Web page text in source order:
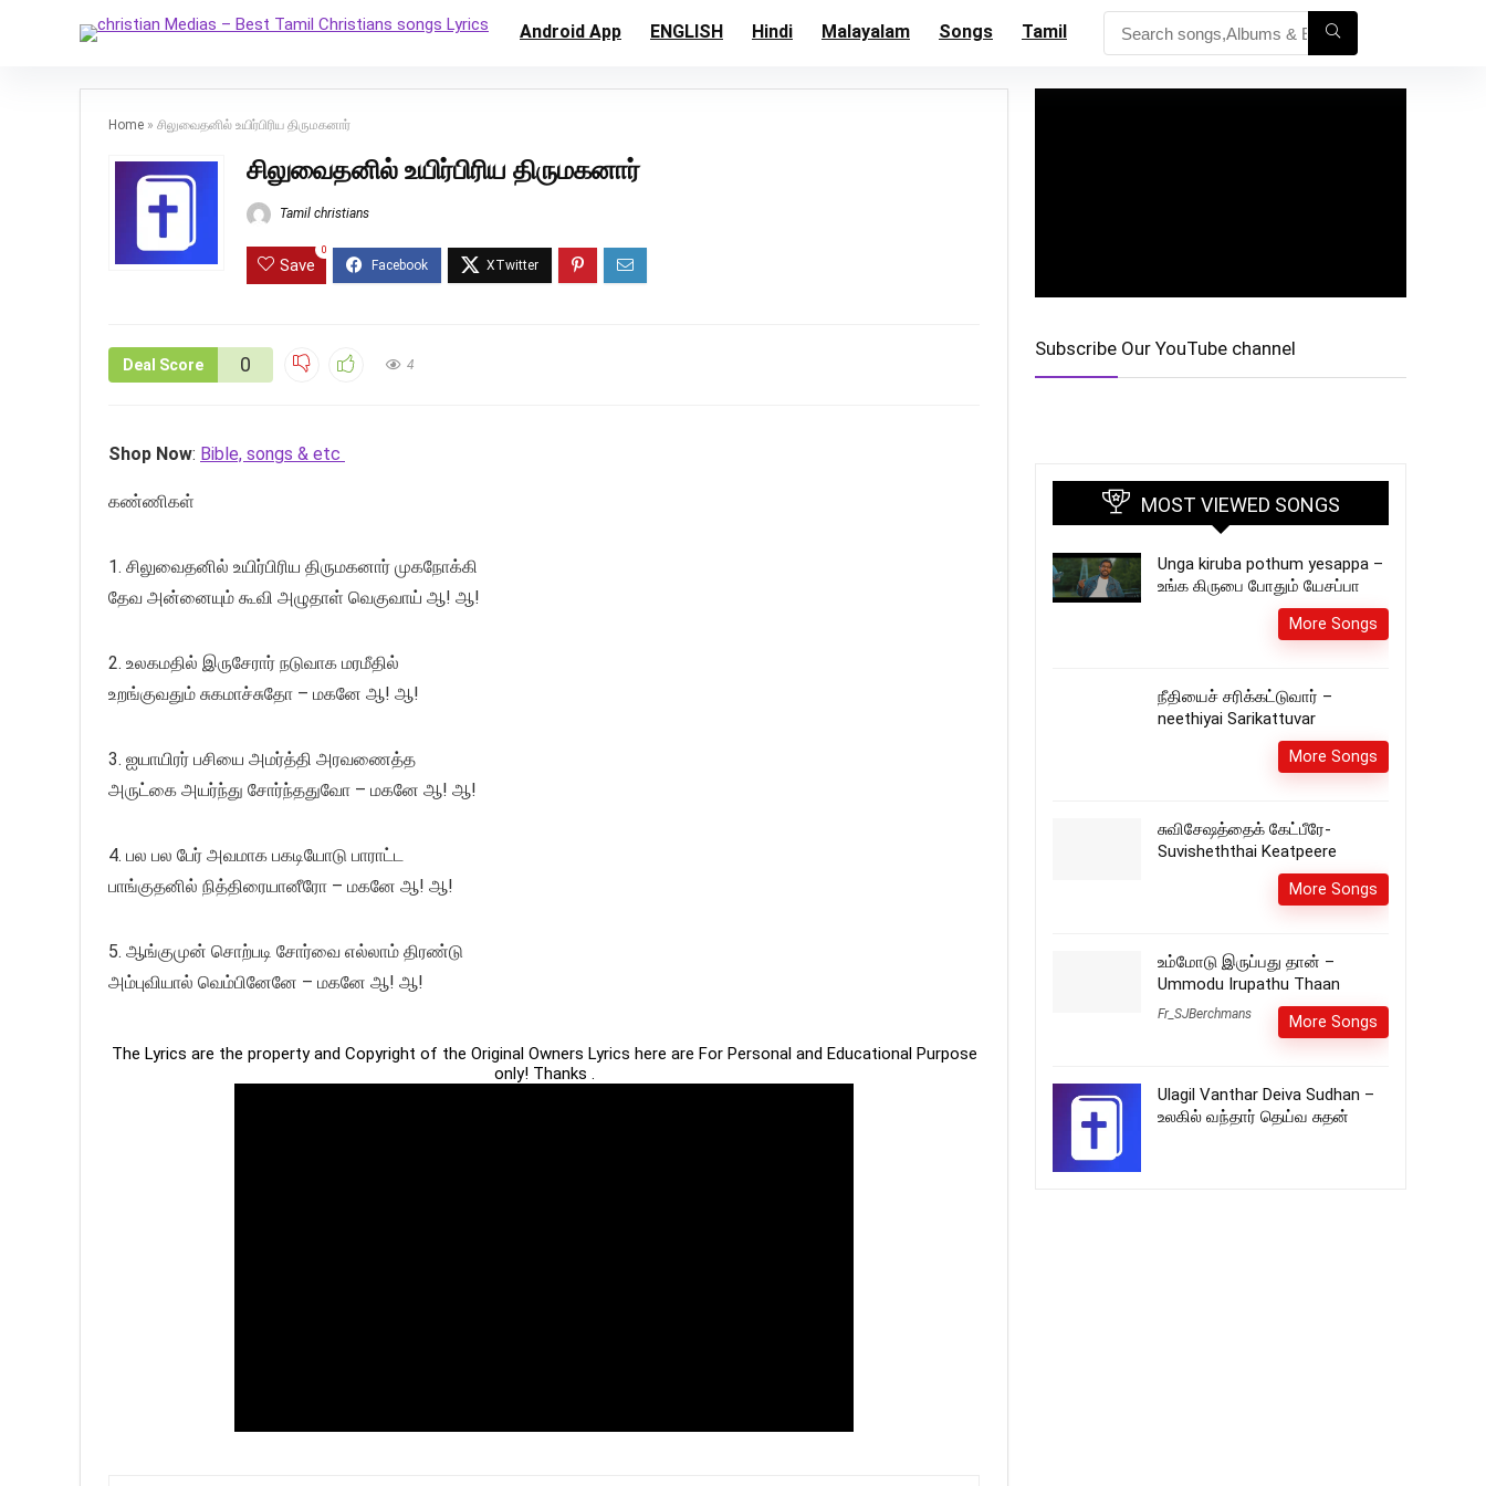
Android App ENGLISH Hindi Malayalam Songs Tamil
Home » சிலுவைதனில் உயிர்பிரிய திருமகனார்
சிலுவைதனில் உயிர்பிரிய திருமகனார்
Tamil christians
Save
0
Deal Score 0 4
Shop Now: Bible, songs & etc
கண்ணிகள்
1. சிலுவைதனில் உயிர்பிரிய திருமகனார் முகநோக்கி
தேவ அன்னையும் கூவி அழுதாள் வெகுவாய் ஆ! ஆ!
2. உலகமதில் இருசேரார் நடுவாக மரமீதில்
உறங்குவதும் சுகமாச்சுதோ – மகனே ஆ! ஆ!
3. ஐயாயிரர் பசியை அமர்த்தி அரவணைத்த
அருட்கை அயர்ந்து சோர்ந்ததுவோ – மகனே ஆ! ஆ!
4. பல பல பேர் அவமாக பகடியோடு பாராட்ட
பாங்குதனில் நித்திரையானீரோ – மகனே ஆ! ஆ!
5. ஆங்குமுன் சொற்படி சோர்வை எல்லாம் திரண்டு
அம்புவியால் வெம்பினேனே – மகனே ஆ! ஆ!
The Lyrics are the property and Copyright of the Original Owners Lyrics here are For Personal and Educational Purpose
only! Thanks .
Subscribe Our YouTube channel
MOST VIEWED SONGS
Unga kiruba pothum yesappa –
உங்க கிருபை போதும் யேசப்பா
More Songs
நீதியைச் சரிக்கட்டுவார் –
neethiyai Sarikattuvar
More Songs
சுவிசேஷத்தைக் கேட்பீரே-
Suvisheththai Keatpeere
More Songs
உம்மோடு இருப்பது தான் –
Ummodu Irupathu Thaan
Fr_SJBerchmans More Songs
Ulagil Vanthar Deiva Sudhan –
உலகில் வந்தார் தெய்வ சுதன்